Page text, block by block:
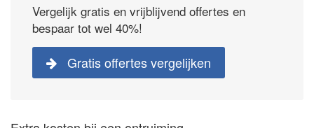
Vergelijk gratis en vrijblijvend offertes en
bespaar tot wel 40%!
Gratis offertes vergelijken